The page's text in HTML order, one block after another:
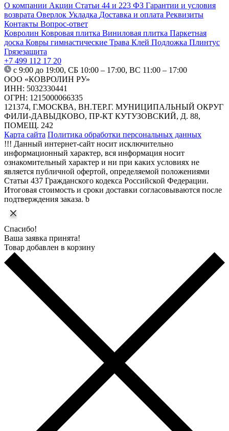
О компании Акции Статьи 44 и 223 ФЗ Гарантии и условия
возврата Оверлок Укладка Доставка и оплата Реквизиты
Контакты Вопрос-ответ
Ковролин Ковровая плитка Виниловая плитка Паркетная
доска Ковры гимнастические Трава Клей Подложка Плинтус
Грязезащита
+7 499 112 17 20
с 9:00 до 19:00, СБ 10:00 – 17:00, ВС 11:00 – 17:00
ООО «КОВРОЛИН РУ»
ИНН: 5032330441
ОГРН: 1215000066335
121374, Г.МОСКВА, ВН.ТЕР.Г. МУНИЦИПАЛЬНЫЙ ОКРУГ
ФИЛИ-ДАВЫДКОВО, ПР-КТ КУТУЗОВСКИЙ, Д. 88,
ПОМЕЩ. 242
Карта сайта Политика обработки персональных данных
!!! Данный интернет-сайт носит исключительно
информационный характер, вся информация носит
ознакомительный характер и ни при каких условиях не
является публичной офертой, определяемой положениями
Статьи 437 Гражданского кодекса Российской Федерации.
Итоговая стоимость и сроки доставки согласовываются после
подтверждения заказа. b
Спасибо!
Ваша заявка принята!
Товар добавлен в корзину